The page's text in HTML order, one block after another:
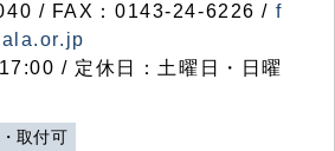
/ FAX：0143-24-6226 / f
/ 定休日：土曜日・日曜
取付可